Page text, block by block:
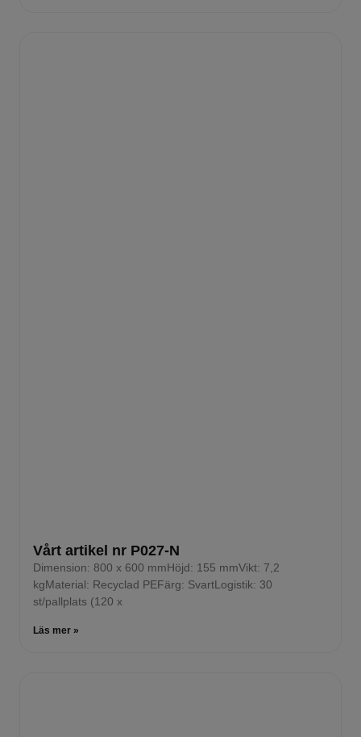
Vårt artikel nr P027-N
Dimension: 800 x 600 mmHöjd: 155 mmVikt: 7,2
kgMaterial: Recyclad PEFärg: SvartLogistik: 30
st/pallplats (120 x
Läs mer »